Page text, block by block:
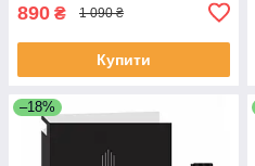
890 ₴ 1 090 ₴
Купити
–18%